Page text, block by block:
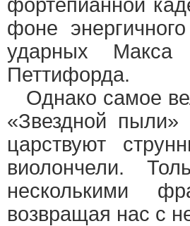
фортепианной
фоне
ударных
Петтифорда.
Однако самое
«Звездной
царствуют
виолончели.
несколькими
возвращая нас с